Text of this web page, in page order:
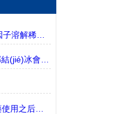
您問我答 Peprotech細胞因子溶解稀釋常見問題
農(nóng)業(yè)農(nóng)藥使用之后的去向和環(huán)境分析